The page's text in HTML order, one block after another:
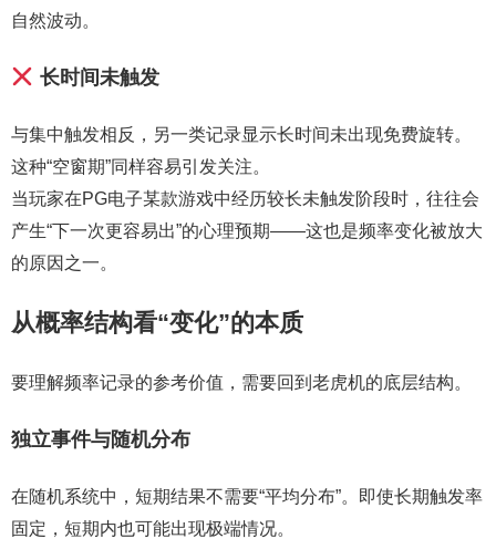
自然波动。
长时间未触发
与集中触发相反，另一类记录显示长时间未出现免费旋转。
这种“空窗期”同样容易引发关注。
当玩家在PG电子某款游戏中经历较长未触发阶段时，往往会
产生“下一次更容易出”的心理预期——这也是频率变化被放大
的原因之一。
从概率结构看“变化”的本质
要理解频率记录的参考价值，需要回到老虎机的底层结构。
独立事件与随机分布
在随机系统中，短期结果不需要“平均分布”。即使长期触发率
固定，短期内也可能出现极端情况。